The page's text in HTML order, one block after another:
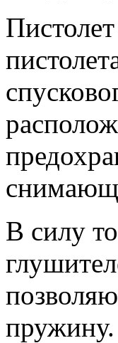
В силу
пружину.